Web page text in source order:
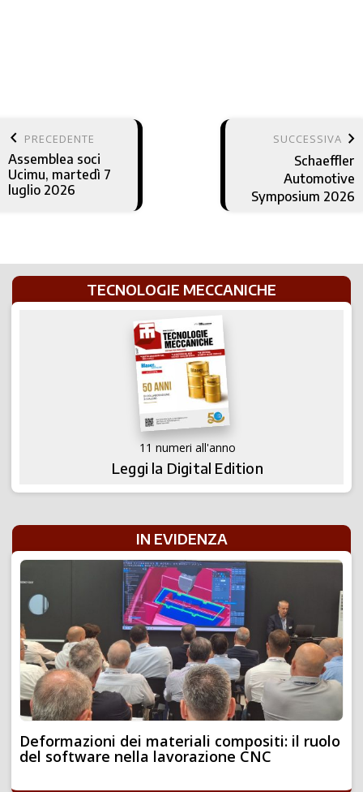
keyboard_arrow_left PRECEDENTE
Assemblea soci
Ucimu, martedì 7
luglio 2026
SUCCESSIVA keyboard_arrow_right
Schaeffler
Automotive
Symposium 2026
TECNOLOGIE MECCANICHE
11 numeri all'anno
Leggi la Digital Edition
IN EVIDENZA
Deformazioni dei materiali compositi: il ruolo
del software nella lavorazione CNC